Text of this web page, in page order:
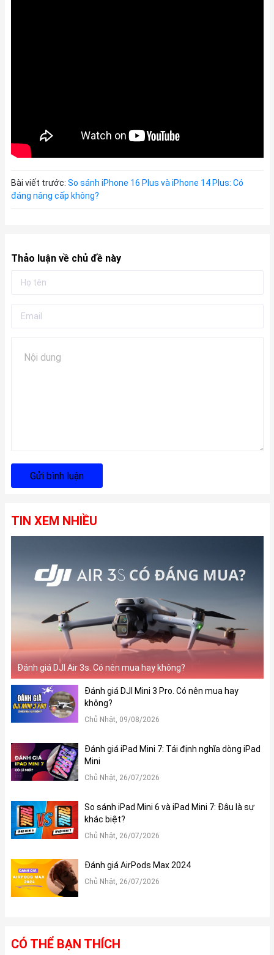
Bài viết trước: So sánh iPhone 16 Plus và iPhone 14 Plus: Có
đáng nâng cấp không?
Thảo luận về chủ đề này
Gửi bình luận
TIN XEM NHIỀU
Đánh giá DJI Air 3s. Có nên mua hay không?
Đánh giá DJI Mini 3 Pro. Có nên mua hay
không?
Chủ Nhật, 09/08/2026
Đánh giá iPad Mini 7: Tái định nghĩa dòng iPad
Mini
Chủ Nhật, 26/07/2026
So sánh iPad Mini 6 và iPad Mini 7: Đâu là sự
khác biệt?
Chủ Nhật, 26/07/2026
Đánh giá AirPods Max 2024
Chủ Nhật, 26/07/2026
CÓ THỂ BẠN THÍCH